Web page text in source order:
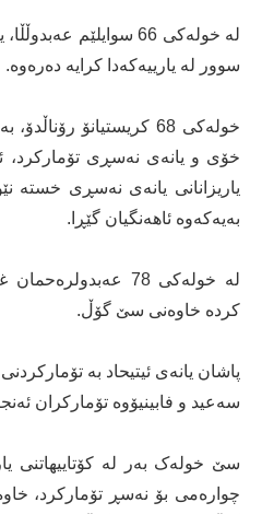
لە خولەکی 66 سوایلێم
سوور لە یارییەکەدا کرایە دەرەوە.
خولەکی 68 کریستیانۆ
خۆی و یانەی نەسڕی تۆمارکرد،
یاریزانانی یانەی نەسڕی خستە
بەیەکەوە ئاهەنگیان گێڕا.
لە خولەکی 78
کردە خاوەنی سێ گۆڵ.
پاشان یانەی ئیتیحاد بە
سەعید و فابینیۆوە تۆمارکران
سێ خولەک بەر لە کۆتاییهاتنی
چوارەمی بۆ نەسڕ تۆمارکرد،